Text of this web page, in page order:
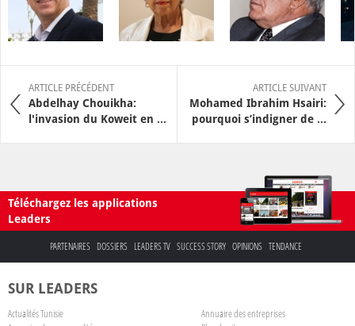
ARTICLE PRÉCÉDENT
Abdelhay Chouikha:
l'invasion du Koweit en ...
ARTICLE SUIVANT
Mohamed Ibrahim Hsairi:
pourquoi s’indigner de ...
Téléchargez les applications
Leaders
PARTENAIRES DOSSIERS LEADERS TV SUCCESS STORY OPINIONS TENDANCE
SUR LEADERS
Actualités Tunisie
Annuaire des entreprises